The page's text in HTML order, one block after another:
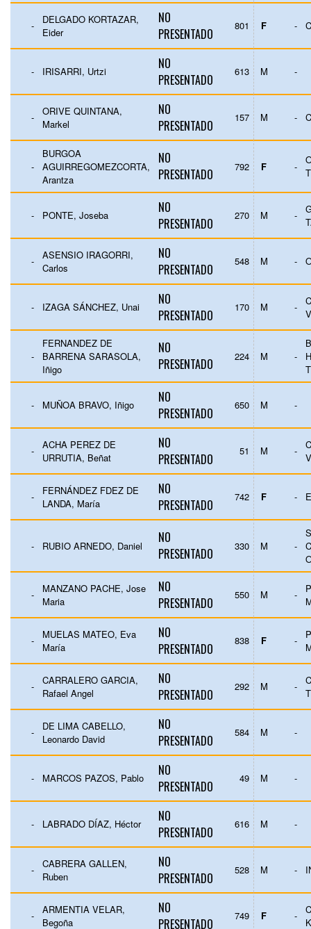
-
DELGADO KORTAZAR,
Eider
NO
PRESENTADO
801 F -
- IRISARRI, Urtzi
NO
PRESENTADO
613 M -
-
ORIVE QUINTANA,
Markel
NO
PRESENTADO
157 M -
-
BURGOA
AGUIRREGOMEZCORTA,
Arantza
NO
PRESENTADO
792 F -
- PONTE, Joseba
NO
PRESENTADO
270 M -
-
ASENSIO IRAGORRI,
Carlos
NO
PRESENTADO
548 M -
- IZAGA SÁNCHEZ, Unai
NO
PRESENTADO
170 M -
-
FERNANDEZ DE
BARRENA SARASOLA,
Iñigo
NO
PRESENTADO
224 M -
- MUÑOA BRAVO, Iñigo
NO
PRESENTADO
650 M -
-
ACHA PEREZ DE
URRUTIA, Beñat
NO
PRESENTADO
51 M -
-
FERNÁNDEZ FDEZ DE
LANDA, María
NO
PRESENTADO
742 F -
- RUBIO ARNEDO, Daniel
NO
PRESENTADO
330 M -
-
MANZANO PACHE, Jose
Maria
NO
PRESENTADO
550 M -
-
MUELAS MATEO, Eva
María
NO
PRESENTADO
838 F -
-
CARRALERO GARCIA,
Rafael Angel
NO
PRESENTADO
292 M -
-
DE LIMA CABELLO,
Leonardo David
NO
PRESENTADO
584 M -
- MARCOS PAZOS, Pablo
NO
PRESENTADO
49 M -
- LABRADO DÍAZ, Héctor
NO
PRESENTADO
616 M -
-
CABRERA GALLEN,
Ruben
NO
PRESENTADO
528 M -
-
ARMENTIA VELAR,
Begoña
NO
PRESENTADO
749 F -